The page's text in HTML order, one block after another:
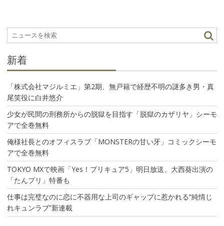
シ
ョ
新着
「株式会社マジルミエ」第2期、無戸籍で経歴不明の謎多き男・真
尾笑役に白井悠介
少女が民間の刑務所からの脱獄を目指す「脱獄のカザリヤ」シーモ
アで全巻無料
俺様社長とのオフィスラブ「MONSTERの甘い牙」コミックシーモ
アで全巻無料
TOKYO MXで映画「Yes！プリキュア5」明日放送、大西葵出演の
「たんプリ」特番も
仕事は完璧なのに恋に不器用な上司のギャップに惹かれる“純情じ
れキュンラブ”新連載